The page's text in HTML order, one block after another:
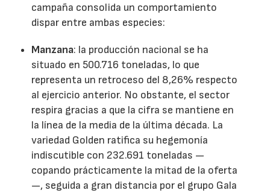
campaña consolida un comportamiento
dispar entre ambas especies:
Manzana: la producción nacional se ha
situado en 500.716 toneladas, lo que
representa un retroceso del 8,26% respecto
al ejercicio anterior. No obstante, el sector
respira gracias a que la cifra se mantiene en
la línea de la media de la última década. La
variedad Golden ratifica su hegemonía
indiscutible con 232.691 toneladas —
copando prácticamente la mitad de la oferta
—, seguida a gran distancia por el grupo Gala